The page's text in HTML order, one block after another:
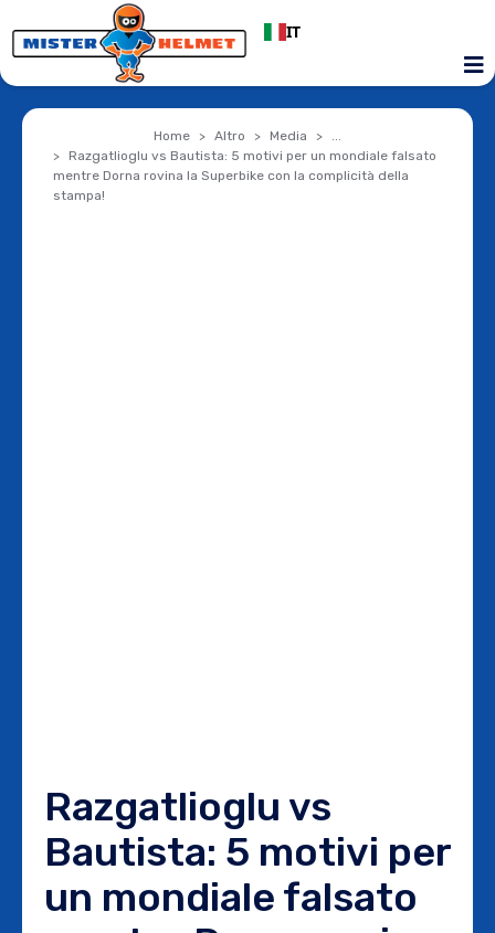
IT
Home Altro Media
...
Razgatlioglu vs Bautista: 5 motivi per un mondiale falsato
mentre Dorna rovina la Superbike con la complicità della
stampa!
Razgatlioglu vs
Bautista: 5 motivi per
un mondiale falsato